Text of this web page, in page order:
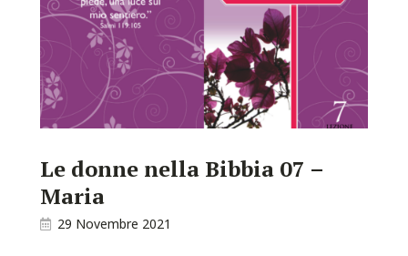
Le donne nella Bibbia 07 –
Maria
29 Novembre 2021